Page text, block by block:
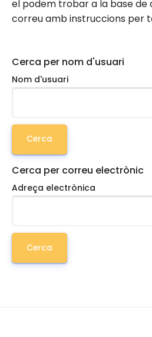
el podem trobar a la base de
correu amb instruccions per
Cerca per nom d'usuari
Nom d'usuari
Cerca per correu electrònic
Adreça electrònica